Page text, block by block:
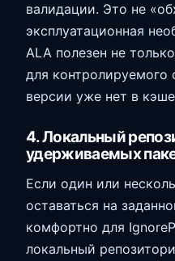
валидации. Это не
эксплуатационная
ALA полезен не
для контролируемого
версии уже нет в
4. Локальный
удерживаемых
Если один или
оставаться на
комфортно для
локальный